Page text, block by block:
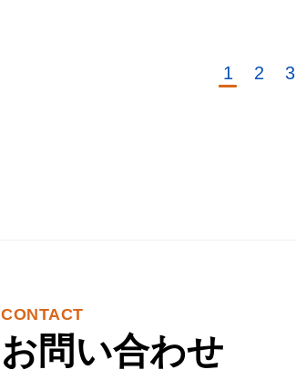
1 2 3
CONTACT
お問い合わせ